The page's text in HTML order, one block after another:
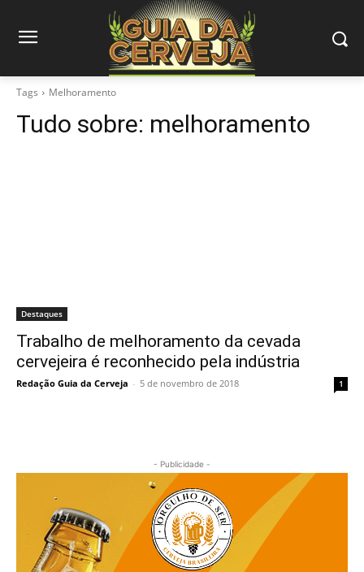
Tags Melhoramento
Tudo sobre: melhoramento
Destaques
Trabalho de melhoramento da cevada
cervejeira é reconhecido pela indústria
Redação Guia da Cerveja - 5 de novembro de 2018 1
- Publicidade -